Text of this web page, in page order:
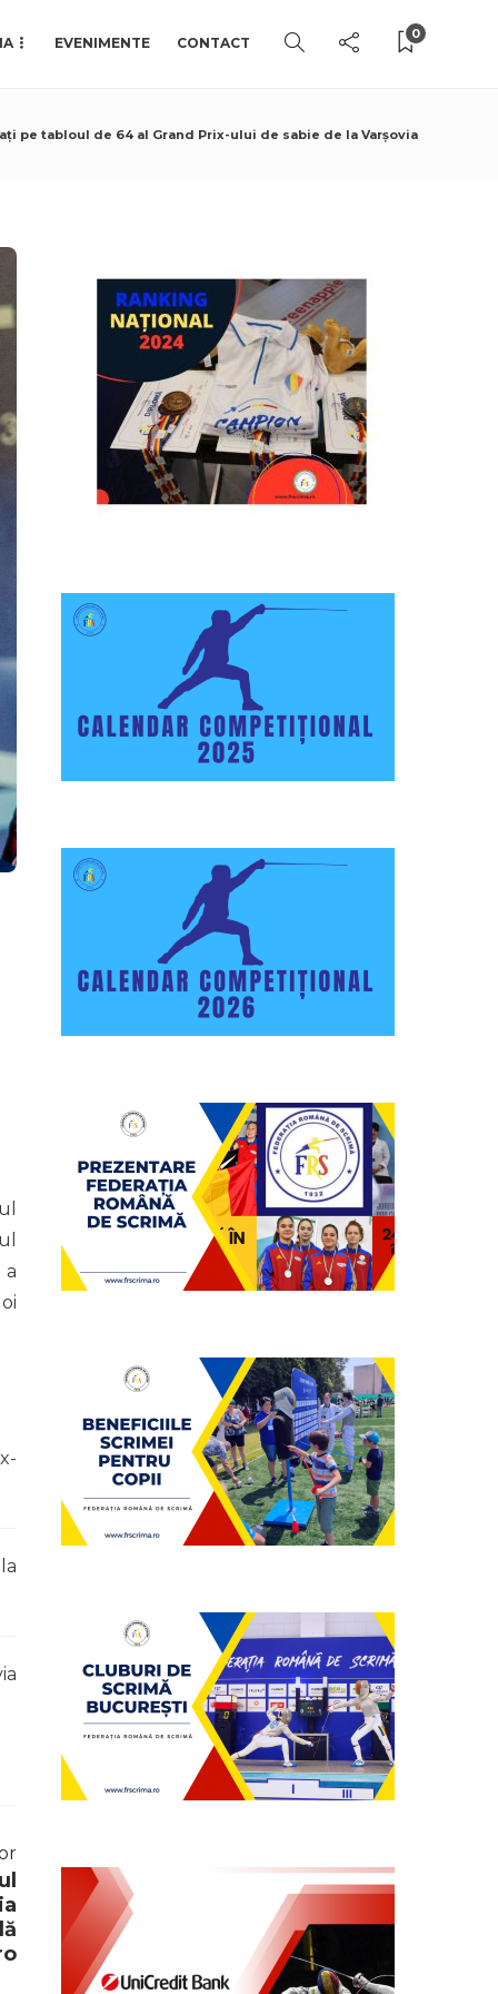
EVENIMENTE CONTACT
0
pe tabloul de 64 al Grand Prix-ului de sabie de la Varșovia
a